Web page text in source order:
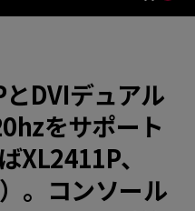
DVIデュアル
をサポート
XL2411P、
。コンソール